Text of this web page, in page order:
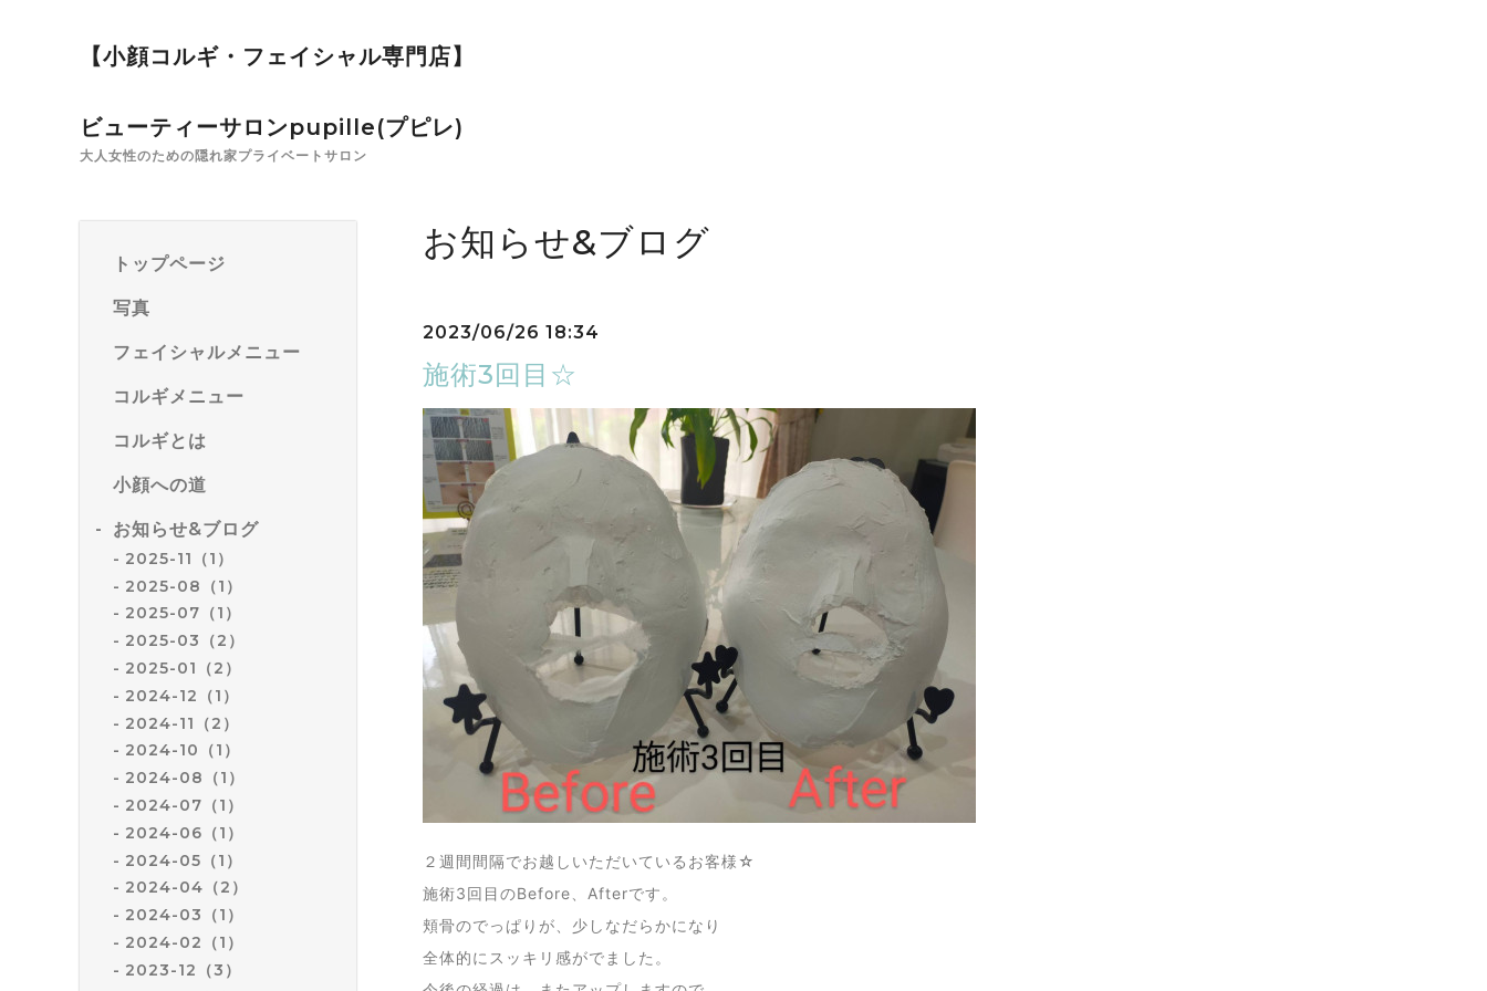
【小顔コルギ・フェイシャル専門店】
ビューティーサロンpupille(プピレ)
大人女性のための隠れ家プライベートサロン
トップページ
写真
フェイシャルメニュー
コルギメニュー
コルギとは
小顔への道
お知らせ&ブログ
2025-11（1）
2025-08（1）
2025-07（1）
2025-03（2）
2025-01（2）
2024-12（1）
2024-11（2）
2024-10（1）
2024-08（1）
2024-07（1）
2024-06（1）
2024-05（1）
2024-04（2）
2024-03（1）
2024-02（1）
2023-12（3）
お知らせ&ブログ
2023/06/26 18:34
施術3回目☆
２週間間隔でお越しいただいているお客様☆
施術3回目のBefore、Afterです。
頬骨のでっぱりが、少しなだらかになり
全体的にスッキリ感がでました。